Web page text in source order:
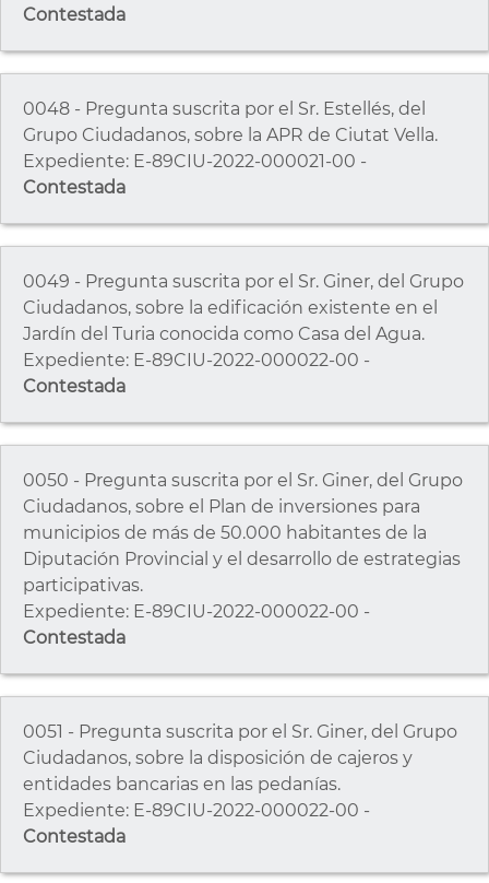
Contestada
0048 - Pregunta suscrita por el Sr. Estellés, del
Grupo Ciudadanos, sobre la APR de Ciutat Vella.
Expediente: E-89CIU-2022-000021-00 -
Contestada
0049 - Pregunta suscrita por el Sr. Giner, del Grupo
Ciudadanos, sobre la edificación existente en el
Jardín del Turia conocida como Casa del Agua.
Expediente: E-89CIU-2022-000022-00 -
Contestada
0050 - Pregunta suscrita por el Sr. Giner, del Grupo
Ciudadanos, sobre el Plan de inversiones para
municipios de más de 50.000 habitantes de la
Diputación Provincial y el desarrollo de estrategias
participativas.
Expediente: E-89CIU-2022-000022-00 -
Contestada
0051 - Pregunta suscrita por el Sr. Giner, del Grupo
Ciudadanos, sobre la disposición de cajeros y
entidades bancarias en las pedanías.
Expediente: E-89CIU-2022-000022-00 -
Contestada